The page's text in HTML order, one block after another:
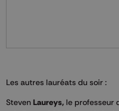
Les autres lauréats du soir :
Steven Laureys, le professeur